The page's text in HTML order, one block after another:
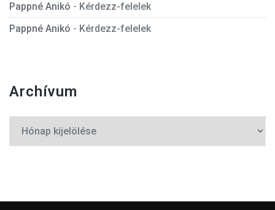
Pappné Anikó - Kérdezz-felelek
Pappné Anikó - Kérdezz-felelek
Archívum